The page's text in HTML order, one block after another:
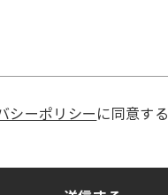
シーポリシーに同意する